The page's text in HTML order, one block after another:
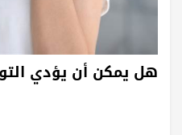
هل يمكن أن يؤدي